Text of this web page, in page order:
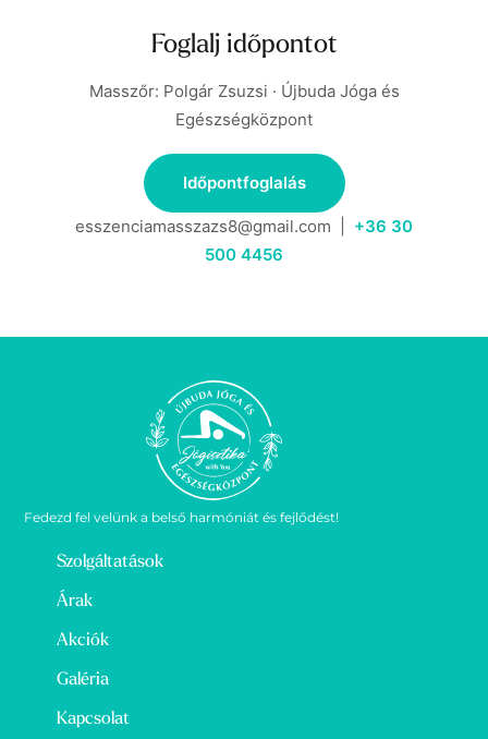
Foglalj időpontot
Masszőr: Polgár Zsuzsi · Újbuda Jóga és
Egészségközpont
Időpontfoglalás
esszenciamasszazs8@gmail.com | +36 30
500 4456
Fedezd fel velünk a belső harmóniát és fejlődést!
Szolgáltatások
Árak
Akciók
Galéria
Kapcsolat